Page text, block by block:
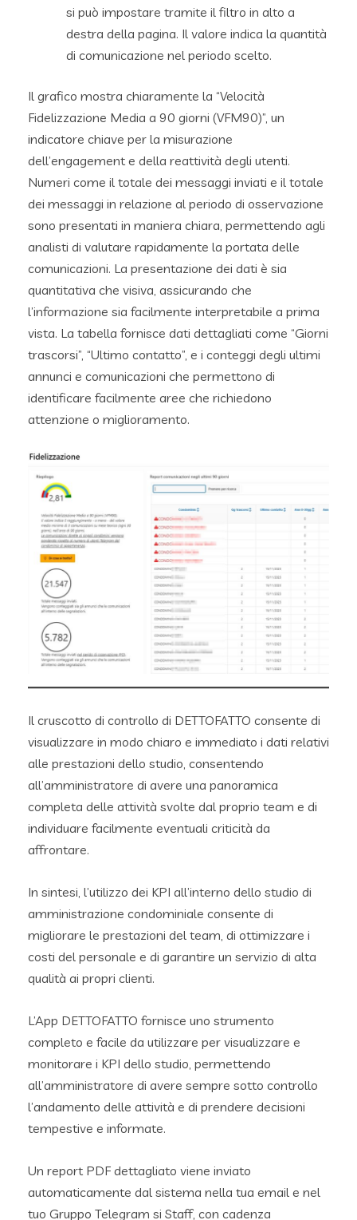
si può impostare tramite il filtro in alto a
destra della pagina. Il valore indica la quantità
di comunicazione nel periodo scelto.
Il grafico mostra chiaramente la “Velocità
Fidelizzazione Media a 90 giorni (VFM90)”, un
indicatore chiave per la misurazione
dell’engagement e della reattività degli utenti.
Numeri come il totale dei messaggi inviati e il totale
dei messaggi in relazione al periodo di osservazione
sono presentati in maniera chiara, permettendo agli
analisti di valutare rapidamente la portata delle
comunicazioni. La presentazione dei dati è sia
quantitativa che visiva, assicurando che
l’informazione sia facilmente interpretabile a prima
vista. La tabella fornisce dati dettagliati come “Giorni
trascorsi”, “Ultimo contatto”, e i conteggi degli ultimi
annunci e comunicazioni che permettono di
identificare facilmente aree che richiedono
attenzione o miglioramento.
Il cruscotto di controllo di DETTOFATTO consente di
visualizzare in modo chiaro e immediato i dati relativi
alle prestazioni dello studio, consentendo
all’amministratore di avere una panoramica
completa delle attività svolte dal proprio team e di
individuare facilmente eventuali criticità da
affrontare.
In sintesi, l’utilizzo dei KPI all’interno dello studio di
amministrazione condominiale consente di
migliorare le prestazioni del team, di ottimizzare i
costi del personale e di garantire un servizio di alta
qualità ai propri clienti.
L’App DETTOFATTO fornisce uno strumento
completo e facile da utilizzare per visualizzare e
monitorare i KPI dello studio, permettendo
all’amministratore di avere sempre sotto controllo
l’andamento delle attività e di prendere decisioni
tempestive e informate.
Un report PDF dettagliato viene inviato
automaticamente dal sistema nella tua email e nel
tuo Gruppo Telegram si Staff, con cadenza